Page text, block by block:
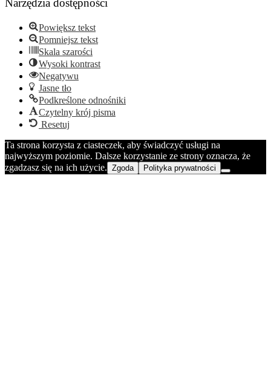
Narzędzia dostępności
Powiększ tekst
Pomniejsz tekst
Skala szarości
Wysoki kontrast
Negatywu
Jasne tło
Podkreślone odnośniki
Czytelny krój pisma
Resetuj
Ta strona korzysta z ciasteczek, aby świadczyć usługi na
najwyższym poziomie. Dalsze korzystanie ze strony oznacza, że
zgadzasz się na ich użycie. Zgoda Polityka prywatności